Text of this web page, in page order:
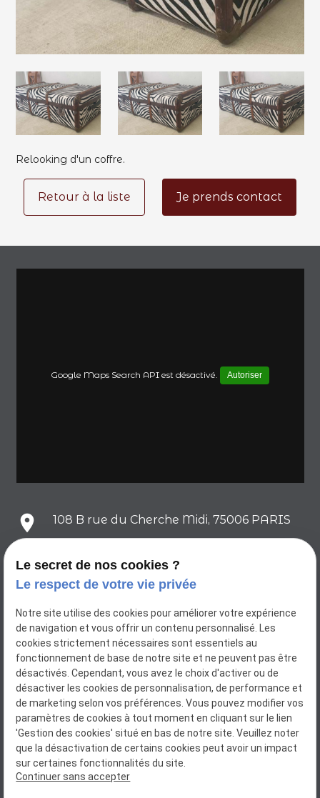
Relooking d'un coffre.
Retour à la liste Je prends contact
Google Maps Search API est désactivé. Autoriser
place 108 B rue du Cherche Midi, 75006 PARIS
mail contact@atelier-pierre-dore.fr
phone 01.88.24.83.35
Réseaux sociaux
L'Atelier Pierre Doré
Le secret de nos cookies ?
Le respect de votre vie privée
Notre site utilise des cookies pour améliorer votre expérience
de navigation et vous offrir un contenu personnalisé. Les
cookies strictement nécessaires sont essentiels au
fonctionnement de base de notre site et ne peuvent pas être
désactivés. Cependant, vous avez le choix d'activer ou de
désactiver les cookies de personnalisation, de performance et
de marketing selon vos préférences. Vous pouvez modifier vos
paramètres de cookies à tout moment en cliquant sur le lien
'Gestion des cookies' situé en bas de notre site. Veuillez noter
que la désactivation de certains cookies peut avoir un impact
sur certaines fonctionnalités du site.
Continuer sans accepter